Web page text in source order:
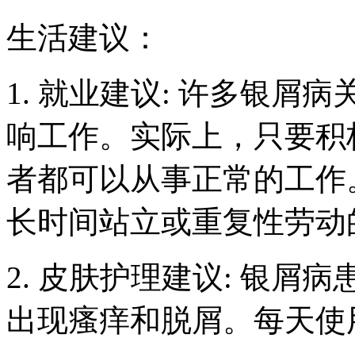
生活建议：
1. 就业建议: 许多银屑病
响工作。实际上，只要
者都可以从事正常的工
长时间站立或重复性劳
2. 皮肤护理建议: 银屑病
出现瘙痒和脱屑。每天